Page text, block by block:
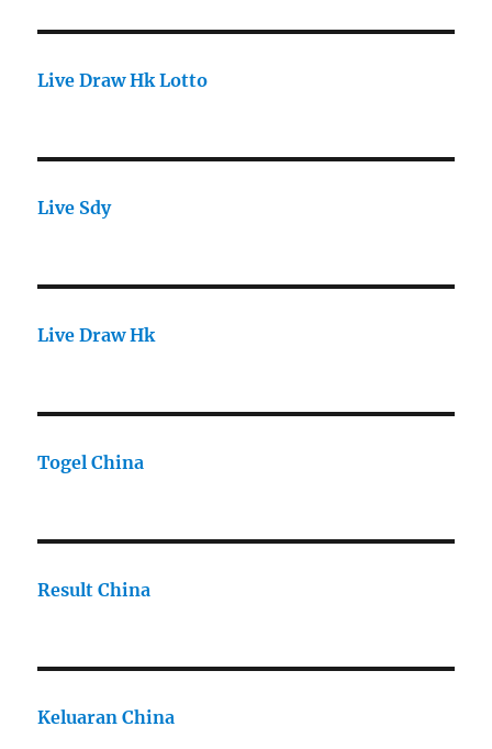
Live Draw Hk Lotto
Live Sdy
Live Draw Hk
Togel China
Result China
Keluaran China